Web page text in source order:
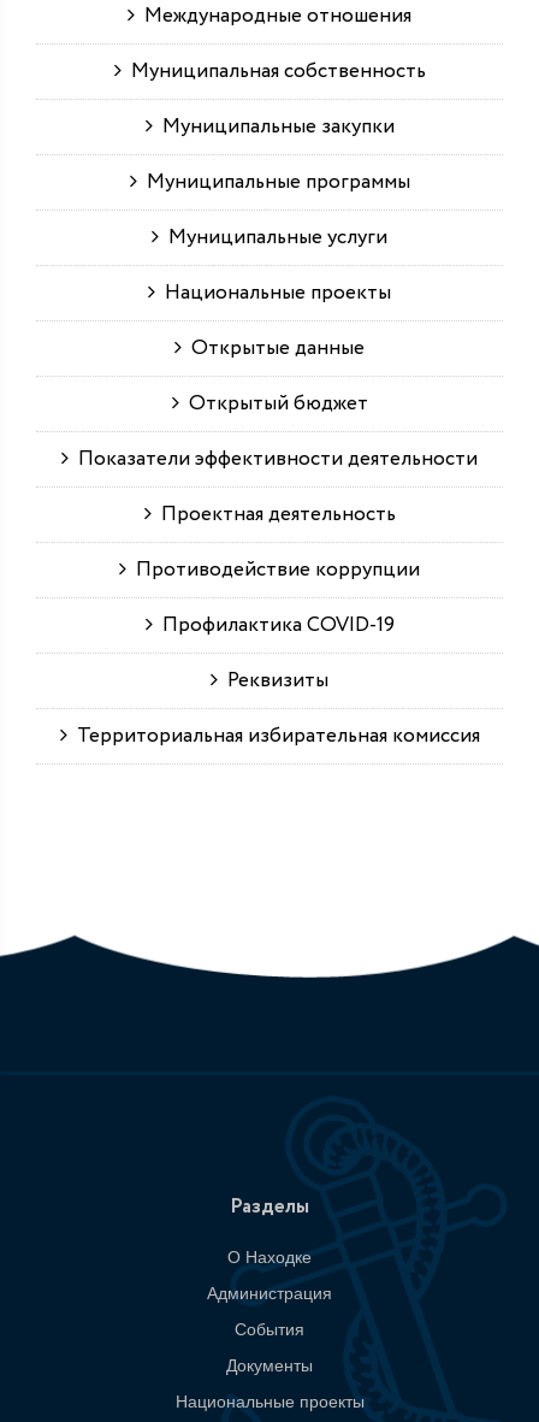
Международные отношения
Муниципальная собственность
Муниципальные закупки
Муниципальные программы
Муниципальные услуги
Национальные проекты
Открытые данные
Открытый бюджет
Показатели эффективности деятельности
Проектная деятельность
Противодействие коррупции
Профилактика COVID-19
Реквизиты
Территориальная избирательная комиссия
Разделы
О Находке
Администрация
События
Документы
Национальные проекты